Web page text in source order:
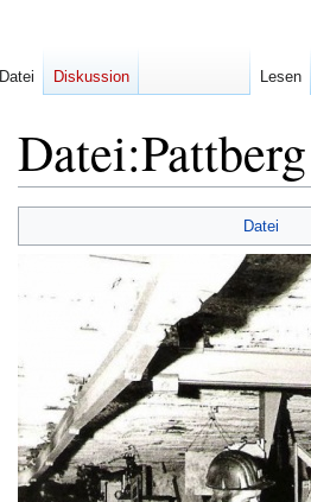
Datei:
Navigation
Suche
Datei
Datei Diskussion Lesen